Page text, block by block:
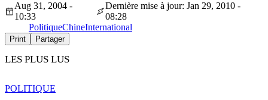
Aug 31, 2004 -
10:33
Dernière mise à jour: Jan 29, 2010 -
08:28
PolitiqueChineInternational
Print Partager
LES PLUS LUS
POLITIQUE